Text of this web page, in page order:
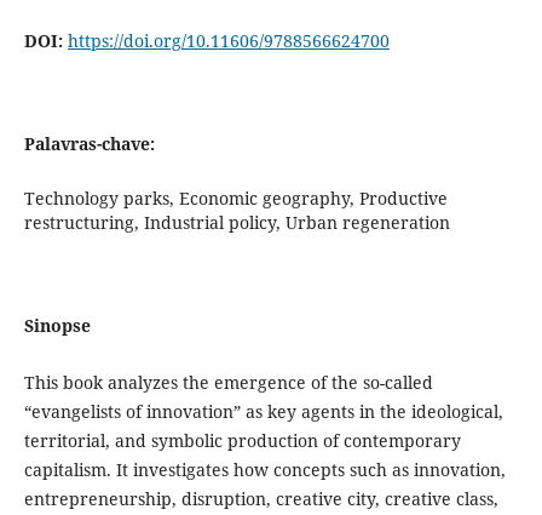
DOI: https://doi.org/10.11606/9788566624700
Palavras-chave:
Technology parks, Economic geography, Productive
restructuring, Industrial policy, Urban regeneration
Sinopse
This book analyzes the emergence of the so-called
“evangelists of innovation” as key agents in the ideological,
territorial, and symbolic production of contemporary
capitalism. It investigates how concepts such as innovation,
entrepreneurship, disruption, creative city, creative class,